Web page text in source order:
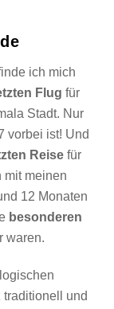
ich mich
Flug für
Stadt. Nur
vorbei ist! Und
Reise für
mit meinen
12 Monaten
besonderen
waren.
und